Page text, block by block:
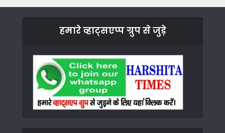
हमारे व्हाट्सएप्प ग्रुप से जुड़े